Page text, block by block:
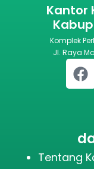
Kantor
Komplek
Jl. Raya
Tentang